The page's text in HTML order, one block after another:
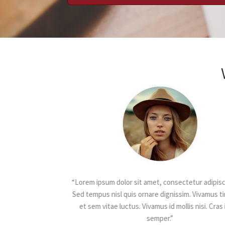
“Lorem ipsum dolor sit amet, consectetur
Sed tempus nisl quis ornare dignissim. Vivamus
et sem vitae luctus. Vivamus id mollis nisi. Cras
semper.”
“Lorem ipsum dolor sit amet, consectetur
Sed tempus nisl quis ornare dignissim. Vivamus
et sem vitae luctus. Vivamus id mollis nisi. Cras
semper.”